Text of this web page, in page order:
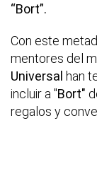
“Bort”.
Con este
mentores del
Universal han
incluir a "Bort"
regalos y